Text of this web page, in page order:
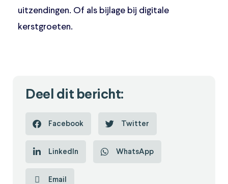
uitzendingen. Of als bijlage bij digitale
kerstgroeten.
Deel dit bericht:
Facebook Twitter
LinkedIn WhatsApp
Email